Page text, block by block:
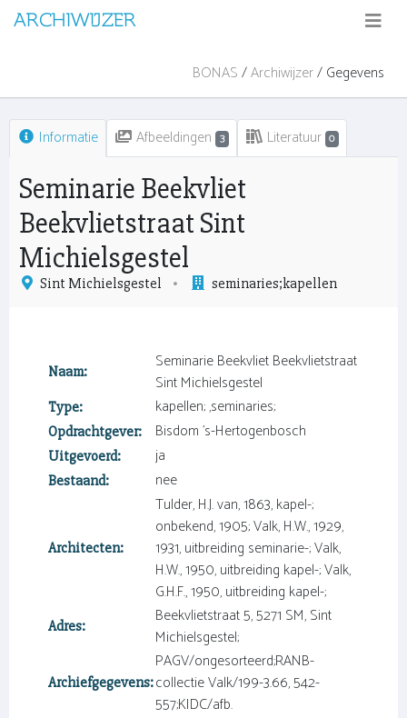
ARCHIWIJZER
BONAS/Archiwijzer/ Gegevens
Informatie Afbeeldingen 3 Literatuur 0
Seminarie Beekvliet
Beekvlietstraat Sint
Michielsgestel
Sint Michielsgestel seminaries;kapellen
Naam:
Seminarie Beekvliet Beekvlietstraat
Sint Michielsgestel
Type: kapellen; ,seminaries;
Opdrachtgever: Bisdom 's-Hertogenbosch
Uitgevoerd: ja
Bestaand: nee
Architecten:
Tulder, H.J. van, 1863, kapel-;
onbekend, 1905; Valk, H.W., 1929,
1931, uitbreiding seminarie-; Valk,
H.W., 1950, uitbreiding kapel-; Valk,
G.H.F., 1950, uitbreiding kapel-;
Adres:
Beekvlietstraat 5, 5271 SM, Sint
Michielsgestel;
Archiefgegevens:
PAGV/ongesorteerd;RANB-
collectie Valk/199-3.66, 542-
557;KIDC/afb.